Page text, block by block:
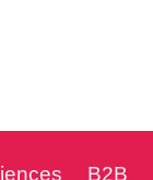
B2B